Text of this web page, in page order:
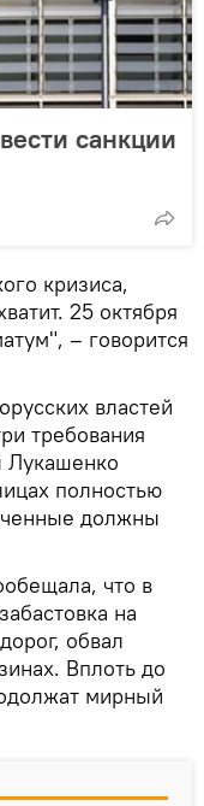
санкции
кризиса,
25 октября
– говорится
властей
требования
Лукашенко
полностью
должны
что в
на
обвал
Вплоть до
мирный